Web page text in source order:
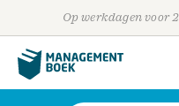
Op werkdagen voor